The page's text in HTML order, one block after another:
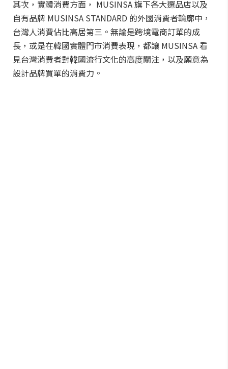
其次，實體消費方面， MUSINSA 旗下各大選品店以及
自有品牌 MUSINSA STANDARD 的外國消費者輪廓中，
台灣人消費佔比高居第三。無論是跨境電商訂單的成
長，或是在韓國實體門市消費表現，都讓 MUSINSA 看
見台灣消費者對韓國流行文化的高度關注，以及願意為
設計品牌買單的消費力。